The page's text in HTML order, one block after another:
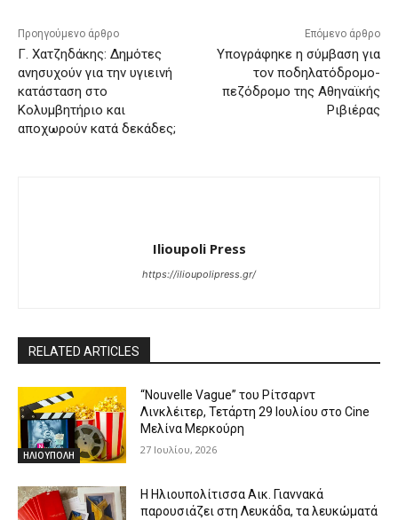
Προηγούμενο άρθρο
Γ. Χατζηδάκης: Δημότες
ανησυχούν για την υγιεινή
κατάσταση στο
Κολυμβητήριο και
αποχωρούν κατά δεκάδες;
Επόμενο άρθρο
Υπογράφηκε η σύμβαση για
τον ποδηλατόδρομο-
πεζόδρομο της Αθηναϊκής
Ριβιέρας
Ilioupoli Press
https://ilioupolipress.gr/
RELATED ARTICLES
ΗΛΙΟΥΠΟΛΗ
“Nouvelle Vague” του Ρίτσαρντ
Λινκλέιτερ, Τετάρτη 29 Ιουλίου στο Cine
Μελίνα Μερκούρη
27 Ιουλίου, 2026
Η Ηλιουπολίτισσα Αικ. Γιαννακά
παρουσιάζει στη Λευκάδα, τα λευκώματά